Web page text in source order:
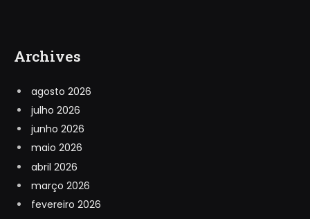
Archives
agosto 2026
julho 2026
junho 2026
maio 2026
abril 2026
março 2026
fevereiro 2026